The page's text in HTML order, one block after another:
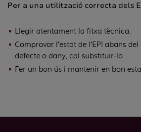
Per a una utilització correcta dels
Llegir atentament la fitxa tècnica.
Comprovar l’estat de l’EPI abans
defecte o dany, cal substituir-lo
Fer un bon ús i mantenir en bon